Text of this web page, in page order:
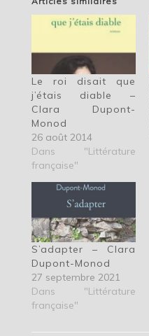
Le roi disait que
j’étais diable –
Clara Dupont-
Monod
26 août 2014
Dans "Littérature
française"
S’adapter – Clara
Dupont-Monod
27 septembre 2021
Dans "Littérature
française"